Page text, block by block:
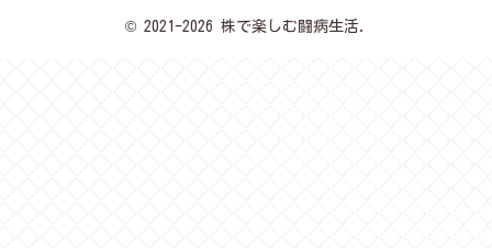
© 2021-2026 株で楽しむ闘病生活.